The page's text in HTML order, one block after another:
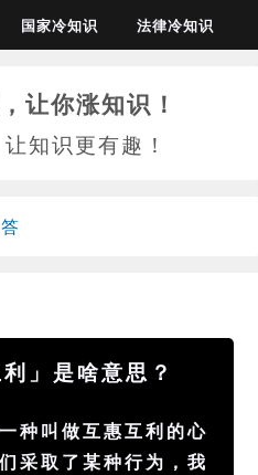
国家冷知识 法律冷知识
让你涨知识！
知识更有趣！
」是啥意思？
种叫做互惠互利的心
采取了某种行为，我